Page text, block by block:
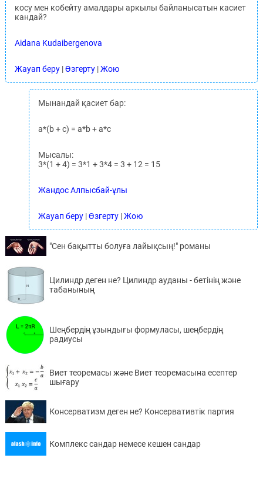
косу мен кобейту амалдары аркылы байланысатын касиет
кандай?
Aidana Kudaibergenova
Жауап беру|Өзгерту|Жою
Мынандай қасиет бар:
a*(b + c) = a*b + a*c
Мысалы:
3*(1 + 4) = 3*1 + 3*4 = 3 + 12 = 15
Жандос Алпысбай-ұлы
Жауап беру|Өзгерту|Жою
"Сен бақытты болуға лайықсың!" романы
Цилиндр деген не? Цилиндр ауданы - бетінің және
табанының
Шеңбердің ұзындығы формуласы, шеңбердің
радиусы
Виет теоремасы және Виет теоремасына есептер
шығару
Консерватизм деген не? Консервативтік партия
Комплекс сандар немесе кешен сандар